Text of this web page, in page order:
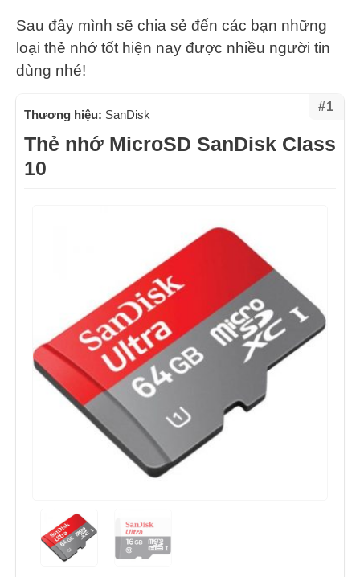
Sau đây mình sẽ chia sẻ đến các bạn những
loại thẻ nhớ tốt hiện nay được nhiều người tin
dùng nhé!
#1
Thương hiệu: SanDisk
Thẻ nhớ MicroSD SanDisk Class
10